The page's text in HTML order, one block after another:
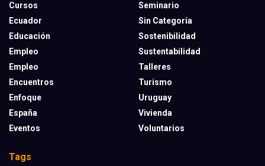
Cursos
Ecuador
Educación
Empleo
Empleo
Encuentros
Enfoque
España
Eventos
Seminario
Sin Categoría
Sostenibilidad
Sustentabilidad
Talleres
Turismo
Uruguay
Vivienda
Voluntarios
Tags